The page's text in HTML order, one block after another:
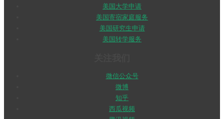
美国大学申请
美国寄宿家庭服务
美国研究生申请
美国转学服务
微信公众号
微博
知乎
西瓜视频